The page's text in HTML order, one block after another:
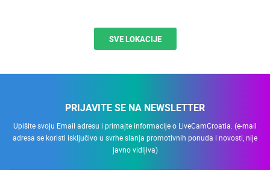
SVE LOKACIJE
PRIJAVITE SE NA NEWSLETTER
Upišite svoju Email adresu i primajte informacije o LiveCamCroatia. (e-mail
adresa se koristi isključivo u svrhe slanja promotivnih ponuda i novosti, nije
javno vidljiva)